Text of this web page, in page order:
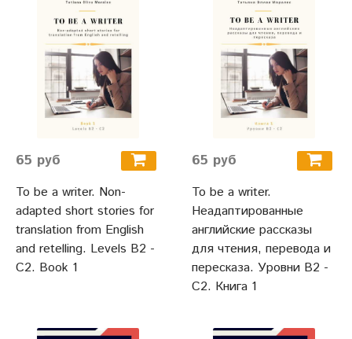
65 руб
To be a writer. Non-
adapted short stories for
translation from English
and retelling. Levels B2 -
C2. Book 1
65 руб
To be a writer.
Неадаптированные
английские рассказы
для чтения, перевода и
пересказа. Уровни В2 -
С2. Книга 1